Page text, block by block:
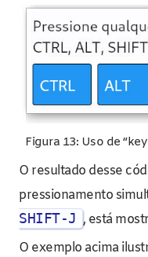
Figura 13: Uso de
O resultado desse
pressionamento
SHIFT-J , está
O exemplo acima